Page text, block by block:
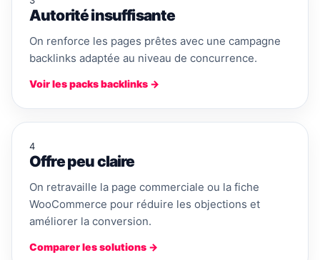
Autorité insuffisante
On renforce les pages prêtes avec une campagne
backlinks adaptée au niveau de concurrence.
Voir les packs backlinks →
4
Offre peu claire
On retravaille la page commerciale ou la fiche
WooCommerce pour réduire les objections et
améliorer la conversion.
Comparer les solutions →